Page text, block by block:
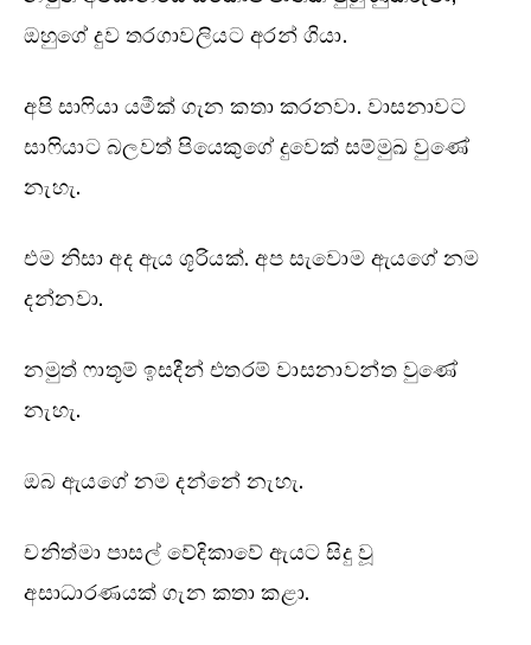
ඔහුගේ දුව තරගාවලියට අරන් ගියා.
අපි සාෆියා යමීක් ගැන කතා කරනවා. වාසනාවට
සාෆියාට බලවත් පියෙකුගේ දුවෙක් සම්මුඛ වුණේ
නැහැ.
එම නිසා අද ඇය ශූරියක්. අප සැවොම ඇයගේ නම
දන්නවා.
නමුත් ෆාතූම් ඉසදීන් එතරම් වාසනාවන්ත වුණේ
නැහැ.
ඔබ ඇයගේ නම දන්නේ නැහැ.
චනිත්මා පාසල් වේදිකාවේ ඇයට සිදු වූ
අසාධාරණයක් ගැන කතා කළා.